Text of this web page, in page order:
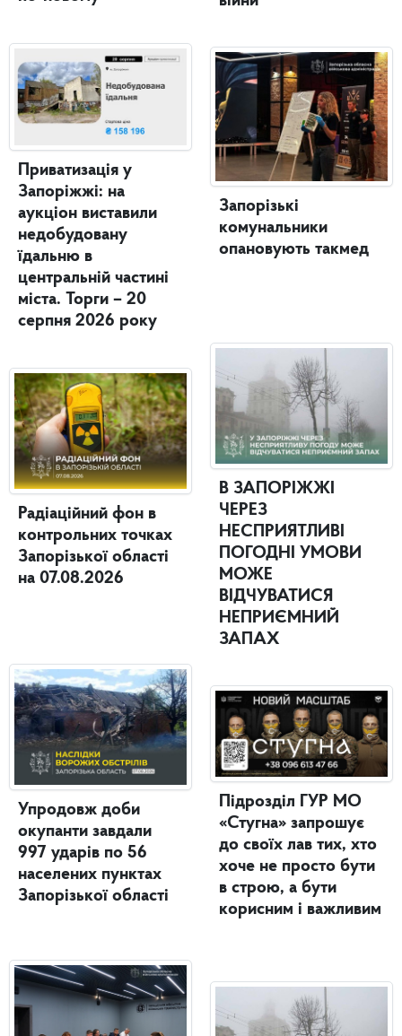
Приватизація у
Запоріжжі: на
аукціон виставили
недобудовану
їдальню в
центральній частині
міста. Торги – 20
серпня 2026 року
Радіаційний фон в
контрольних точках
Запорізької області
на 07.08.2026
Упродовж доби
окупанти завдали
997 ударів по 56
населених пунктах
Запорізької області
Запорізькі
комунальники
опановують такмед
В ЗАПОРІЖЖІ
ЧЕРЕЗ
НЕСПРИЯТЛИВІ
ПОГОДНІ УМОВИ
МОЖЕ
ВІДЧУВАТИСЯ
НЕПРИЄМНИЙ
ЗАПАХ
Підрозділ ГУР МО
«Стугна» запрошує
до своїх лав тих, хто
хоче не просто бути
в строю, а бути
корисним і важливим